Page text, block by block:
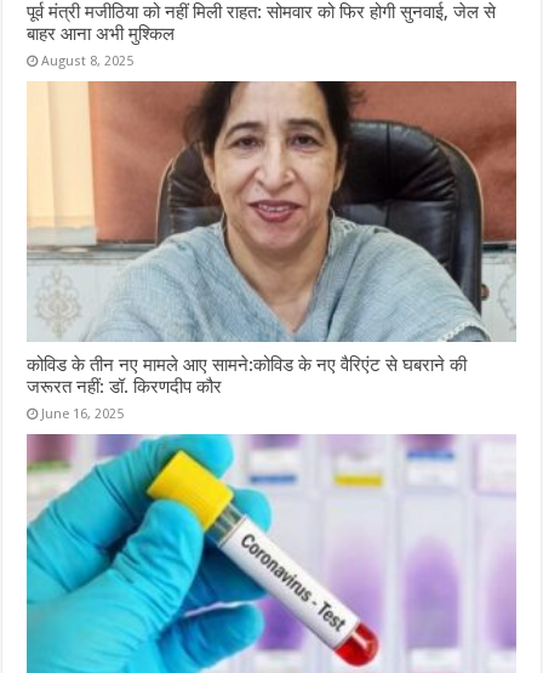
पूर्व मंत्री मजीठिया को नहीं मिली राहत: सोमवार को फिर होगी सुनवाई, जेल से
बाहर आना अभी मुश्किल
August 8, 2025
कोविड के तीन नए मामले आए सामने:कोविड के नए वैरिएंट से घबराने की
जरूरत नहीं: डॉ. किरणदीप कौर
June 16, 2025